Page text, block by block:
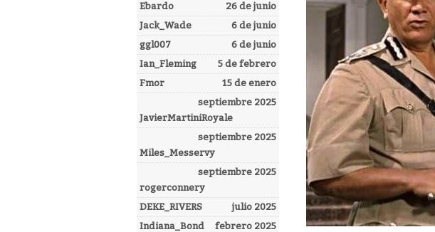
26 de junio
Ebardo
6 de junio
Jack_Wade
6 de junio
ggl007
5 de febrero
Ian_Fleming
15 de enero
Fmor
septiembre 2025
JavierMartiniRoyale
septiembre 2025
Miles_Messervy
septiembre 2025
rogerconnery
julio 2025
DEKE_RIVERS
febrero 2025
Indiana_Bond